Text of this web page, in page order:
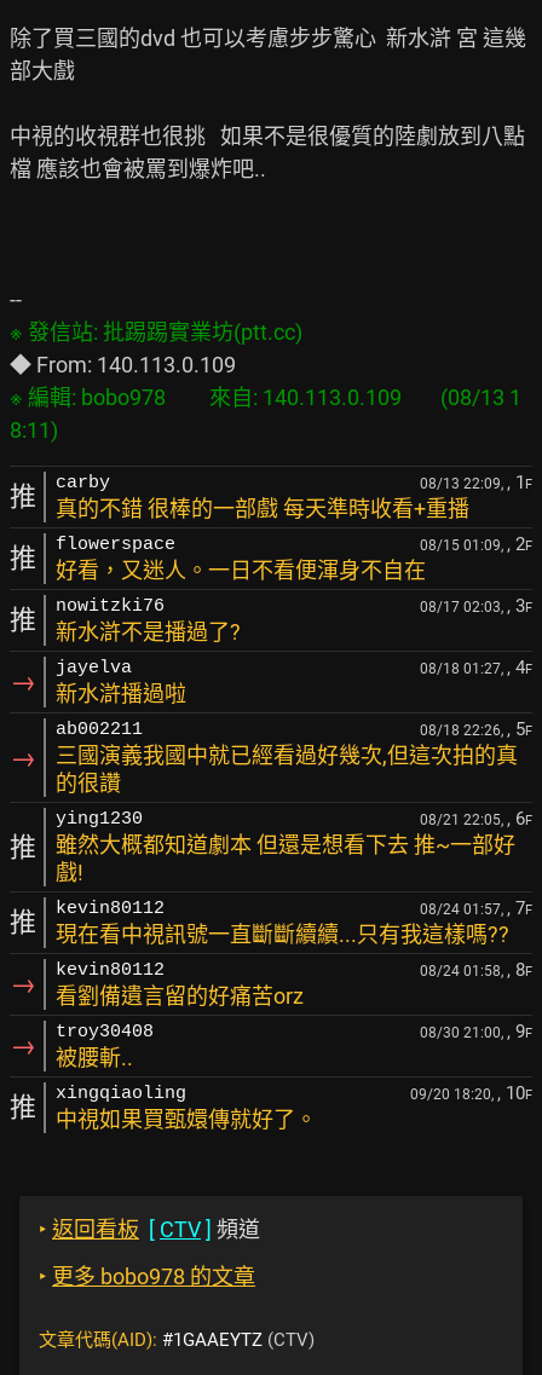
除了買三國的dvd 也可以考慮步步驚心  新水滸 宮 這幾
部大戲
中視的收視群也很挑   如果不是很優質的陸劇放到八點
檔 應該也會被罵到爆炸吧..
※ 編輯: bobo978         來自: 140.113.0.109        (08/13 1
推 carby 08/13 22:09, , 1 F
真的不錯 很棒的一部戲 每天準時收看+重播
推 flowerspace 08/15 01:09, , 2F
好看，又迷人。一日不看便渾身不自在
推 nowitzki76 08/17 02:03, , 3F
新水滸不是播過了?
→ jayelva 08/18 01:27, , 4F
新水滸播過啦
→
ab002211 08/18 22:26, , 5F
三國演義我國中就已經看過好幾次,但這次拍的真
的很讚
推
ying1230 08/21 22:05, , 6F
雖然大概都知道劇本 但還是想看下去 推~一部好
戲!
推 kevin80112 08/24 01:57, , 7F
現在看中視訊號一直斷斷續續...只有我這樣嗎??
→ kevin80112 08/24 01:58, , 8F
看劉備遺言留的好痛苦orz
→ troy30408 08/30 21:00, , 9F
被腰斬..
推 xingqiaoling 09/20 18:20, , 10F
中視如果買甄嬛傳就好了。
‣ 返回看板 [ CTV] 頻道
‣ 更多 bobo978 的文章
文章代碼(AID): #1GAAEYTZ (CTV)